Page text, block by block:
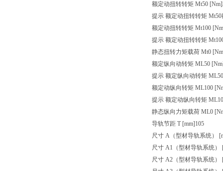
额定动扭转转矩 Mt50 [Nm]
提示 额定动扭转转矩 Mt50
额定动扭转转矩 Mt100
提示 额定动扭转转矩
静态扭转力矩载荷 Mt0
额定纵向动转矩 ML50
提示 额定纵向动转矩 ML50
额定动纵向转矩 ML100
提示 额定动纵向转矩
静态纵向力矩载荷 ML0
导轨节距 T [mm]105
尺寸 A（型材导轨系统）
尺寸 A1（型材导轨系统）
尺寸 A2（型材导轨系统）